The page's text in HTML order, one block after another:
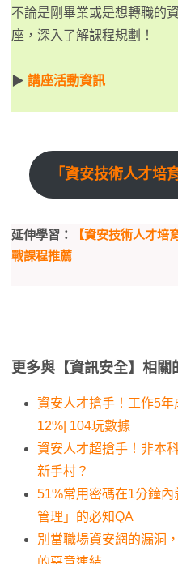
不論是剛畢業或是想轉職的
座，深入了解課程規劃！
▶ 講座活動資訊
「資安技術人才培
延伸學習：
【資安技術人才培
戰課程推薦
更多與【資訊安全】相關
資安人才搶手！工作5
12%| 104玩數據
資安人才超搶手！非本
新手村？
51%常用密碼在1分鐘
管理」的必知QA
別當職場資安網的漏洞